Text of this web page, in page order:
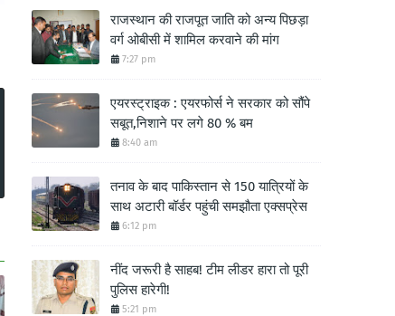
राजस्थान की राजपूत जाति को अन्य पिछड़ा
वर्ग ओबीसी में शामिल करवाने की मांग
7:27 pm
एयरस्ट्राइक : एयरफोर्स ने सरकार को सौंपे
सबूत,निशाने पर लगे 80 % बम
8:40 am
तनाव के बाद पाकिस्तान से 150 यात्रियों के
साथ अटारी बॉर्डर पहुंची समझौता एक्सप्रेस
6:12 pm
नींद जरूरी है साहब! टीम लीडर हारा तो पूरी
पुलिस हारेगी!
5:21 pm